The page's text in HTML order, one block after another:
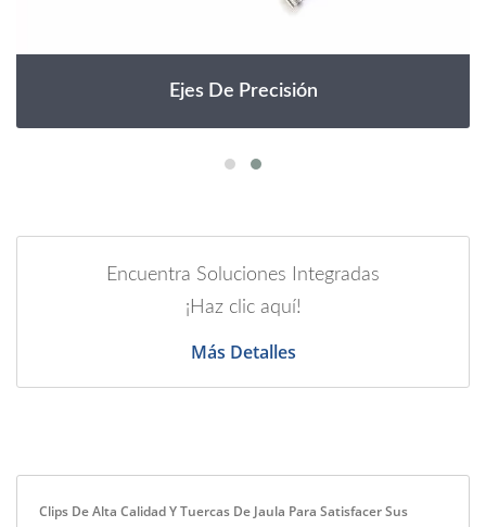
Ejes De Precisión
Encuentra Soluciones Integradas
¡Haz clic aquí!
Más Detalles
Clips De Alta Calidad Y Tuercas De Jaula Para Satisfacer Sus